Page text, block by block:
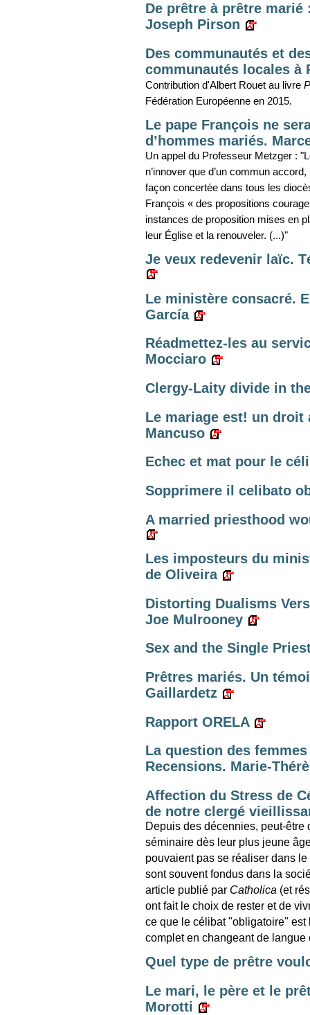
De prêtre à prêtre
Joseph Pirson
Des communautés et
communautés locales à
Contribution d'Albert Rouet au livre
Fédération Européenne en 2015.
Le pape François ne
d’hommes mariés.
Un appel du Professeur Metzger :
n’innover que d’un commun
façon concertée dans tous les
François « des propositions
instances de proposition mises en
leur Église et la renouveler. (...)"
Je veux redevenir laïc.
Le ministère consacré.
García
Réadmettez-les au
Mocciaro
Clergy-Laity divide in
Le mariage est! un
Mancuso
Echec et mat pour le
Sopprimere il celibato
A married priesthood
Les imposteurs du
de Oliveira
Distorting Dualisms
Joe Mulrooney
Sex and the Single
Prêtres mariés. Un
Gaillardetz
Rapport ORELA
La question des
Recensions. Marie-
Affection du Stress de
de notre clergé
Depuis des décennies, peut-
séminaire dès leur plus jeune
pouvaient pas se réaliser dans
sont souvent fondus dans la
article publié par Catholica (et
ont fait le choix de rester et de
ce que le célibat "obligatoire"
complet en changeant de langue
Quel type de prêtre
Le mari, le père et le
Morotti